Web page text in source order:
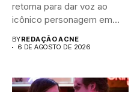
retorna para dar voz ao
icônico personagem em...
BYREDAÇÃO ACNE
6 DE AGOSTO DE 2026